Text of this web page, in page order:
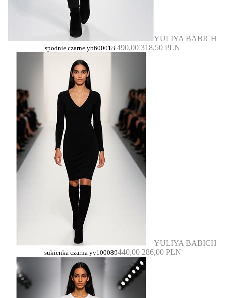
YULIYA BABICH
spodnie czarne yb600018 490,00 318,50 PLN
YULIYA BABICH
sukienka czarna yy100089440,00 286,00 PLN